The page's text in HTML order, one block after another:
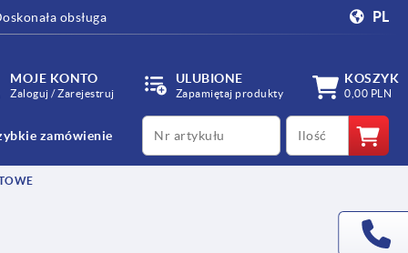
obsługa PL
MOJE KONTO
Zaloguj / Zarejestruj
ULUBIONE
Zapamiętaj produkty
KOSZYK
0,00 PLN
zamówienie
productCode qty